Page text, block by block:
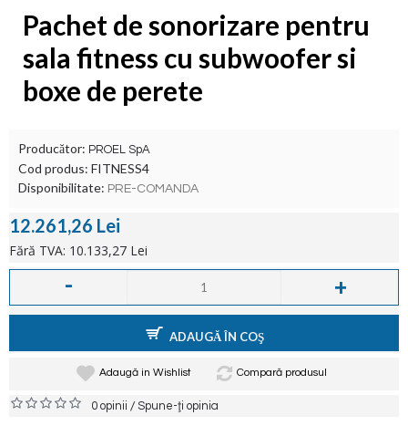
Pachet de sonorizare pentru
sala fitness cu subwoofer si
boxe de perete
Producător: PROEL SpA
Cod produs: FITNESS4
Disponibilitate: PRE-COMANDA
12.261,26 Lei
Fără TVA: 10.133,27 Lei
- +
ADAUGĂ ÎN COŞ
Adaugă in Wishlist Compară produsul
0 opinii /Spune-ţi opinia